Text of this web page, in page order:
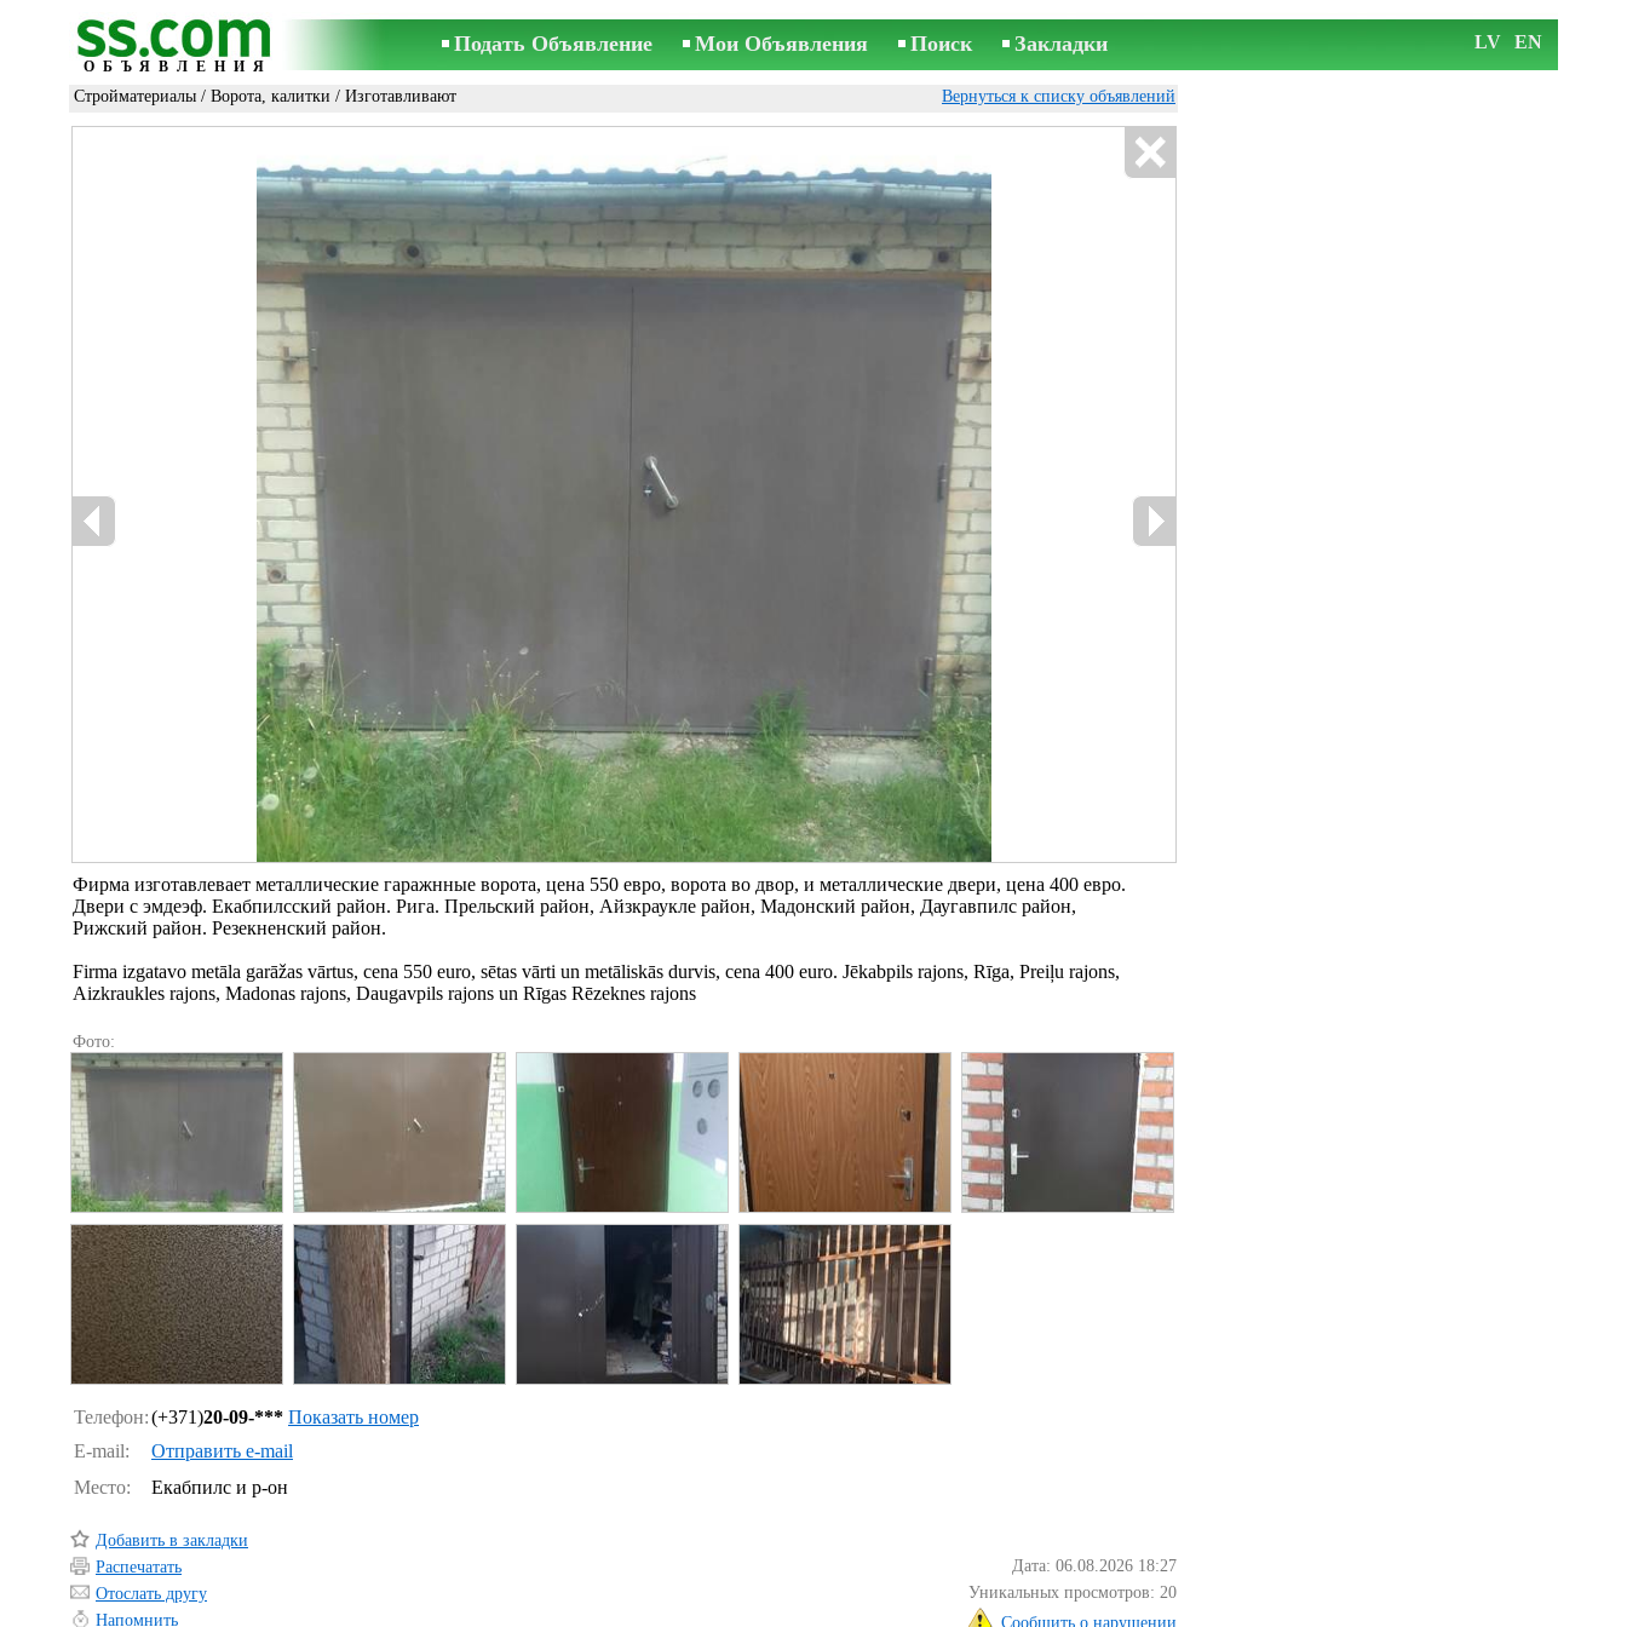
ОБЪЯВЛЕНИЯ
Подать Объявление Мои Объявления Поиск Закладки LV EN
Стройматериалы / Ворота, калитки / Изготавливают Вернуться к списку объявлений
Фирма изготавлевает металлические гаражнные ворота, цена 550 евро, ворота во двор, и металлические двери, цена 400 евро.
Двери с эмдеэф. Екабпилсский район. Рига. Прельский район, Айзкраукле район, Мадонский район, Даугавпилс район,
Рижский район. Резекненский район.
Firma izgatavo metāla garāžas vārtus, cena 550 euro, sētas vārti un metāliskās durvis, cena 400 euro. Jēkabpils rajons, Rīga, Preiļu rajons,
Aizkraukles rajons, Madonas rajons, Daugavpils rajons un Rīgas Rēzeknes rajons
Фото:
Телефон:(+371)20-09-*** Показать номер
E-mail:
Отправить e-mail
Место:
Екабпилс и р-он
Добавить в закладки
Распечатать
Дата: 06.08.2026 18:27
Отослать другу
Уникальных просмотров: 20
Напомнить
Сообщить о нарушении